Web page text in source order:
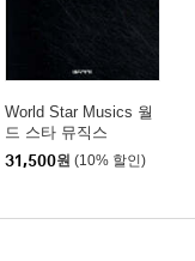
위한 신나는 콘서트
World Star Musics 월
드 스타 뮤직스
31,500원 (10% 할인)